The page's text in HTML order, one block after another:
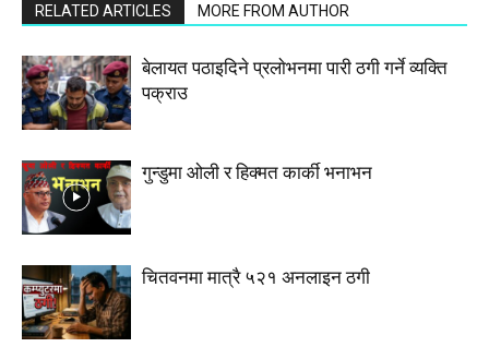
RELATED ARTICLES MORE FROM AUTHOR
बेलायत पठाइदिने प्रलाेभनमा पारी ठगी गर्ने व्यक्ति
पक्राउ
गुन्डुमा ओली र हिक्मत कार्की भनाभन
चितवनमा मात्रै ५२१ अनलाइन ठगी